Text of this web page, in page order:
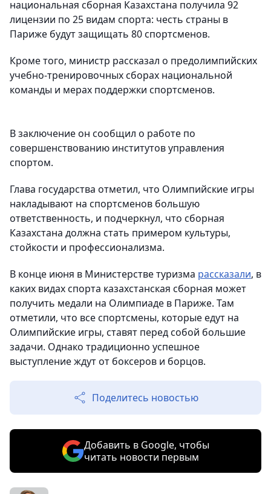
национальная сборная Казахстана получила 92
лицензии по 25 видам спорта: честь страны в
Париже будут защищать 80 спортсменов.
Кроме того, министр рассказал о предолимпийских
учебно-тренировочных сборах национальной
команды и мерах поддержки спортсменов.
В заключение он сообщил о работе по
совершенствованию институтов управления
спортом.
Глава государства отметил, что Олимпийские игры
накладывают на спортсменов большую
ответственность, и подчеркнул, что сборная
Казахстана должна стать примером культуры,
стойкости и профессионализма.
В конце июня в Министерстве туризма рассказали, в
каких видах спорта казахстанская сборная может
получить медали на Олимпиаде в Париже. Там
отметили, что все спортсмены, которые едут на
Олимпийские игры, ставят перед собой большие
задачи. Однако традиционно успешное
выступление ждут от боксеров и борцов.
Поделитесь новостью
Добавить в Google, чтобы
читать новости первым